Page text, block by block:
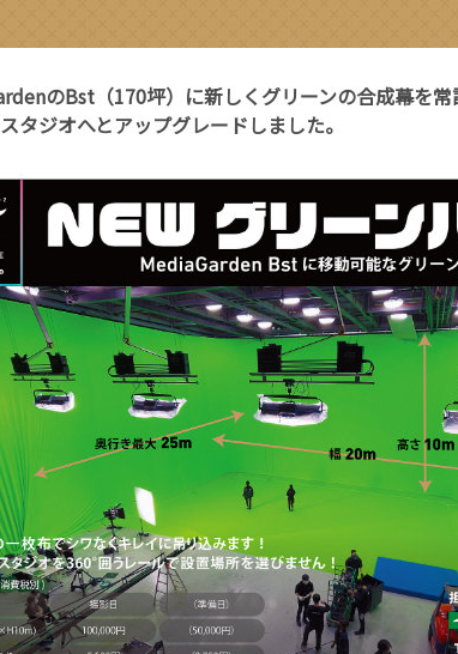
のBst（170坪）に新しくグリーンの合成幕を常
タジオへとアップグレードしました。